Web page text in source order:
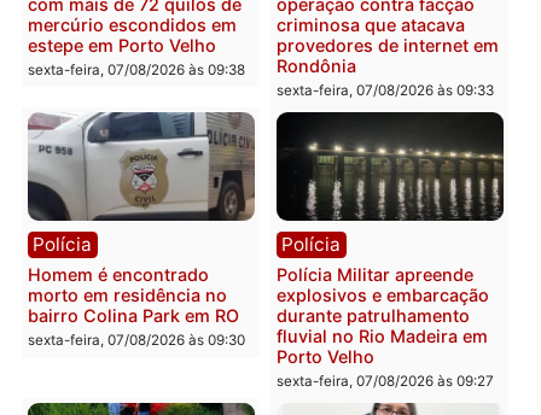
2 MILHÕES – Unnesa
apresenta documentos
que comprovam
transparência e legalidade
sexta-feira, 07/08/2026 às 12:24
Polícia Federal apreende
400 quilos de drogas e
prende motorista em RO
sexta-feira, 07/08/2026 às
Polícia
Casal é preso pela PRF
estepe em Porto Velho
Polícia
Polícia Civil deflagra
operação contra facção
criminosa que atacava
provedores de internet